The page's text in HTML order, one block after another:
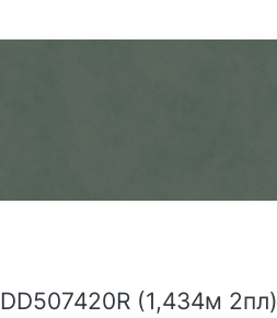
DD507420R (1,434м 2пл)